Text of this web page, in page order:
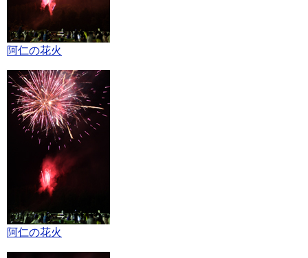
阿仁の花火
阿仁の花火